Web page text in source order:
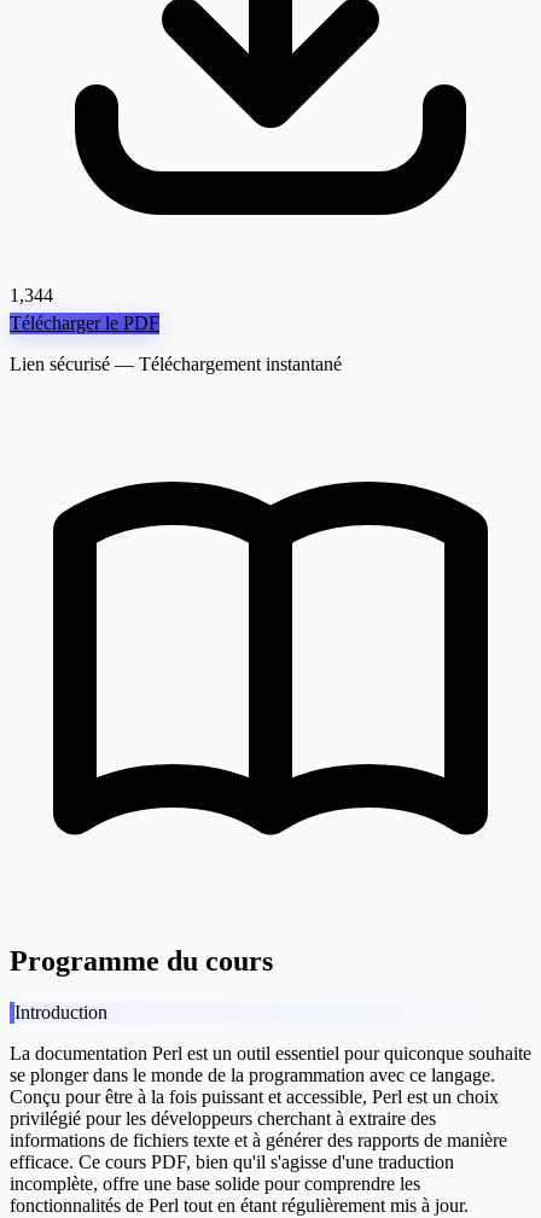
1,344
Télécharger le PDF
Lien sécurisé — Téléchargement instantané
Programme du cours
Introduction
La documentation Perl est un outil essentiel pour quiconque souhaite
se plonger dans le monde de la programmation avec ce langage.
Conçu pour être à la fois puissant et accessible, Perl est un choix
privilégié pour les développeurs cherchant à extraire des
informations de fichiers texte et à générer des rapports de manière
efficace. Ce cours PDF, bien qu'il s'agisse d'une traduction
incomplète, offre une base solide pour comprendre les
fonctionnalités de Perl tout en étant régulièrement mis à jour.